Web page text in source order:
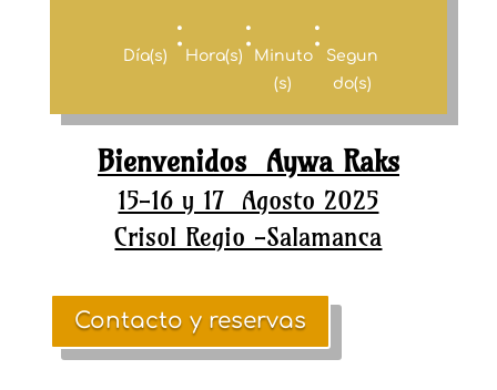
Día(s)
:
Hora(s)
:
Minuto
(s)
:
Segun
do(s)
Bienvenidos Aywa Raks
15-16 y 17 Agosto 2025
Crisol Regio -Salamanca
Contacto y reservas